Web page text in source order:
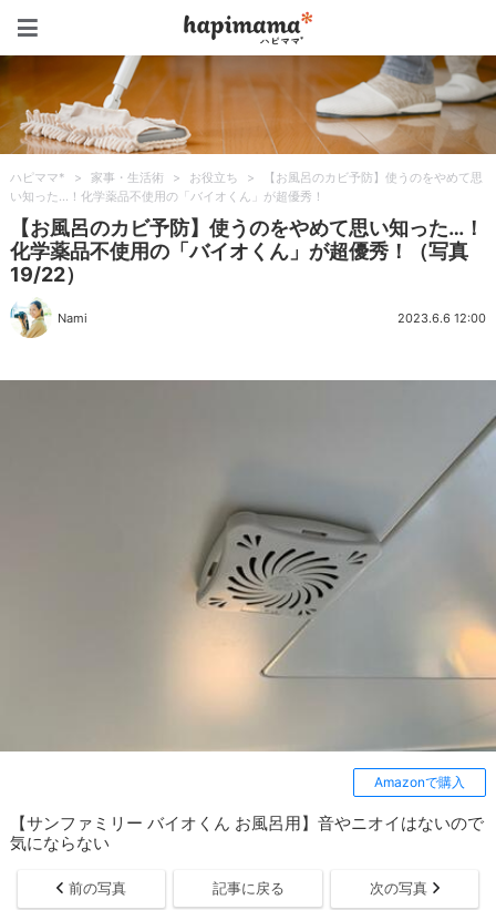
ハピママ* > 家事・生活術 > お役立ち >
【お風呂のカビ予防】使うのをやめて思
い知った…！化学薬品不使用の「バイオくん」が超優秀！
【お風呂のカビ予防】使うのをやめて思い知った…！
化学薬品不使用の「バイオくん」が超優秀！（写真
19/22）
Nami 2023.6.6 12:00
Amazonで購入
【サンファミリー バイオくん お風呂用】音やニオイはないので
気にならない
前の写真 記事に戻る 次の写真